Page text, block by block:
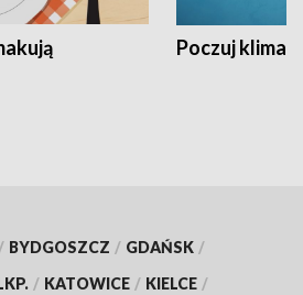
Poczuj klimat
/ BYDGOSZCZ / GDAŃSK /
/ KATOWICE / KIELCE /